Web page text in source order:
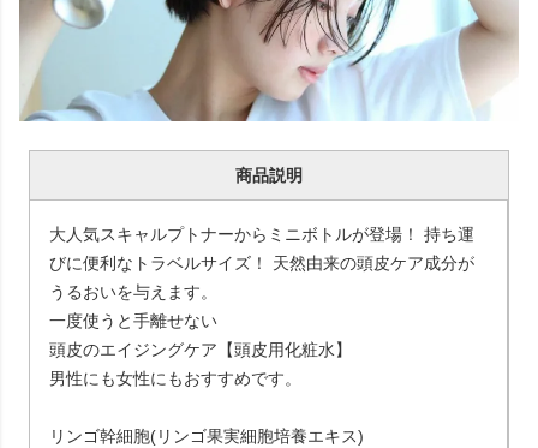
商品説明
大人気スキャルプトナーからミニボトルが登場！ 持ち運
びに便利なトラベルサイズ！ 天然由来の頭皮ケア成分が
うるおいを与えます。
一度使うと手離せない
頭皮のエイジングケア【頭皮用化粧水】
男性にも女性にもおすすめです。
リンゴ幹細胞(リンゴ果実細胞培養エキス)